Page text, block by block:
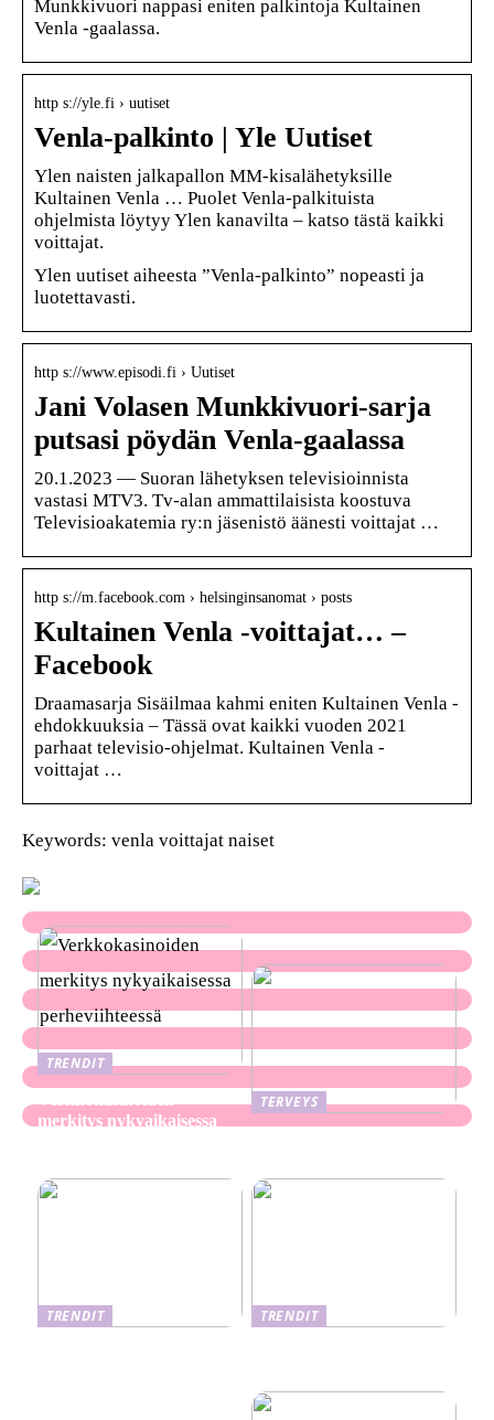
Munkkivuori nappasi eniten palkintoja Kultainen
Venla -gaalassa.
http s://yle.fi › uutiset
Venla-palkinto | Yle Uutiset
Ylen naisten jalkapallon MM-kisalähetyksille
Kultainen Venla … Puolet Venla-palkituista
ohjelmista löytyy Ylen kanavilta – katso tästä kaikki
voittajat.
Ylen uutiset aiheesta ”Venla-palkinto” nopeasti ja
luotettavasti.
http s://www.episodi.fi › Uutiset
Jani Volasen Munkkivuori-sarja
putsasi pöydän Venla-gaalassa
20.1.2023 — Suoran lähetyksen televisioinnista
vastasi MTV3. Tv-alan ammattilaisista koostuva
Televisioakatemia ry:n jäsenistö äänesti voittajat …
http s://m.facebook.com › helsinginsanomat › posts
Kultainen Venla -voittajat… –
Facebook
Draamasarja Sisäilmaa kahmi eniten Kultainen Venla -
ehdokkuuksia – Tässä ovat kaikki vuoden 2021
parhaat televisio-ohjelmat. Kultainen Venla -
voittajat …
Keywords: venla voittajat naiset
TRENDIT
merkitys nykyaikaisessa
TERVEYS
TRENDIT
TRENDIT